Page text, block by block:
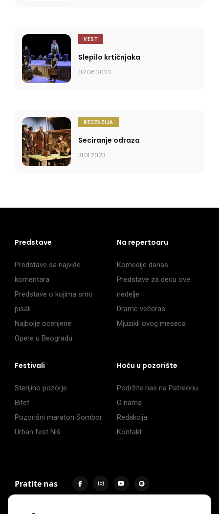
VEST
Slepilo krtičnjaka
02.06.2023
RECENZIJA
Seciranje odraza
31.01.2023
Predstave
Predstave sa najviše
komentara
Predstave o kojima smo
pisali
Najbolje ocenjene
Opere u Beogradu
Na repertoaru
Komedije danas
Predstave za decu ove
nedelje
Drame večeras
Mjuzikli ovog meseca
Festivali
Sterijino pozorje
Bitef
Pozorišni maraton Sombor
Urban fest Niš
Hoću u pozorište
Podržite nas na Patreonu
O nama
Redakcija
Kontakt
Pratite nas